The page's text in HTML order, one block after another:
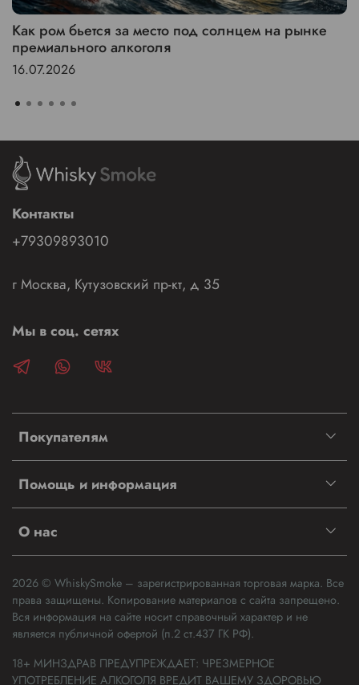
Как ром бьется за место под солнцем на рынке
премиального алкоголя
16.07.2026
Покупателям
Помощь и информация
О нас
Контакты
+79309893010
г Москва, Кутузовский пр-кт, д 35
Мы в соц. сетях
2026 © WhiskySmoke – зарегистрированная торговая марка. Все
права защищены. Копирование материалов с сайта запрещено.
Вся информация на сайте носит справочный характер и не
является публичной офертой (п.2 ст.437 ГК РФ).
18+ МИНЗДРАВ ПРЕДУПРЕЖДАЕТ: ЧРЕЗМЕРНОЕ
УПОТРЕБЛЕНИЕ АЛКОГОЛЯ ВРЕДИТ ВАШЕМУ ЗДОРОВЬЮ